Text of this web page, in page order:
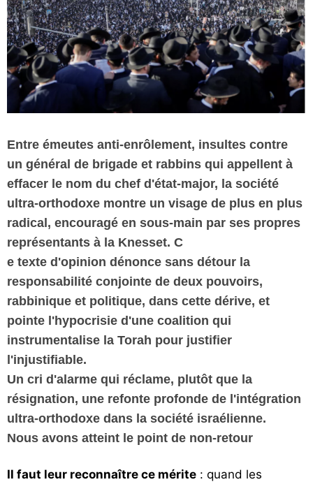
Vos
chroniques
Les
bonnes
adresses
Entre émeutes anti-enrôlement, insultes contre
un général de brigade et rabbins qui appellent à
effacer le nom du chef d'état-major, la société
ultra-orthodoxe montre un visage de plus en plus
radical, encouragé en sous-main par ses propres
représentants à la Knesset. C
e texte d'opinion dénonce sans détour la
responsabilité conjointe de deux pouvoirs,
rabbinique et politique, dans cette dérive, et
pointe l'hypocrisie d'une coalition qui
instrumentalise la Torah pour justifier
l'injustifiable.
Un cri d'alarme qui réclame, plutôt que la
résignation, une refonte profonde de l'intégration
ultra-orthodoxe dans la société israélienne.
Nous avons atteint le point de non-retour
Il faut leur reconnaître ce mérite : quand les